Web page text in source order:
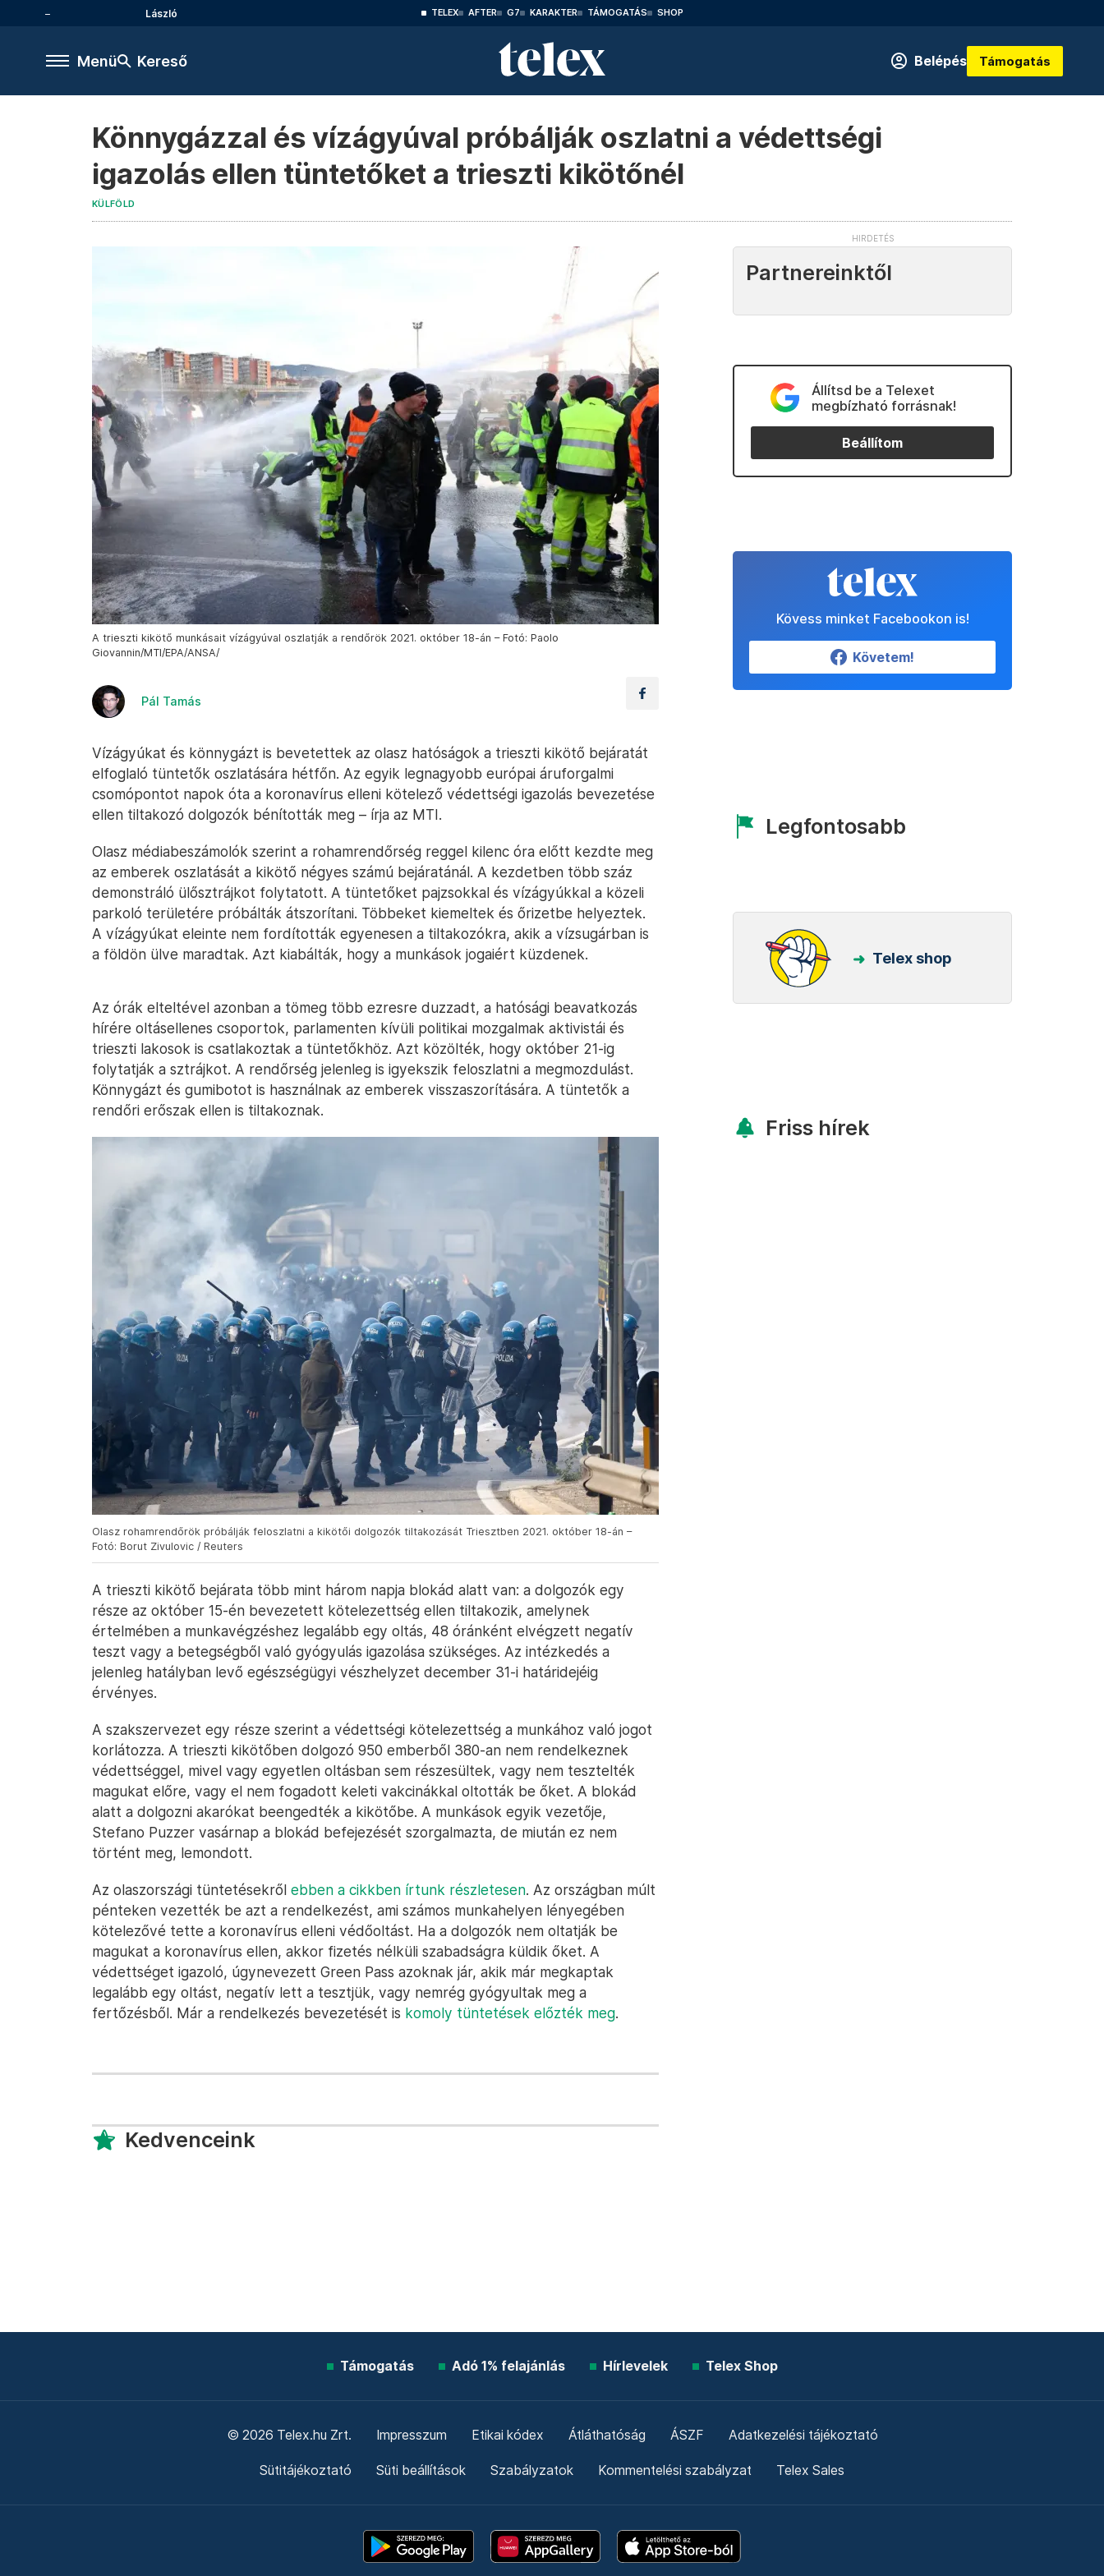
László TELEX AFTER G7 KARAKTER TÁMOGATÁS SHOP
Menü Kereső Belépés Támogatás
Könnygázzal és vízágyúval próbálják oszlatni a védettségi
igazolás ellen tüntetőket a trieszti kikötőnél
KÜLFÖLD
A trieszti kikötő munkásait vízágyúval oszlatják a rendőrök 2021. október 18-án – Fotó: Paolo
Giovannin/MTI/EPA/ANSA/
Pál Tamás
Vízágyúkat és könnygázt is bevetettek az olasz hatóságok a trieszti kikötő bejáratát
elfoglaló tüntetők oszlatására hétfőn. Az egyik legnagyobb európai áruforgalmi
csomópontot napok óta a koronavírus elleni kötelező védettségi igazolás bevezetése
ellen tiltakozó dolgozók bénították meg – írja az MTI.
Olasz médiabeszámolók szerint a rohamrendőrség reggel kilenc óra előtt kezdte meg
az emberek oszlatását a kikötő négyes számú bejáratánál. A kezdetben több száz
demonstráló ülősztrájkot folytatott. A tüntetőket pajzsokkal és vízágyúkkal a közeli
parkoló területére próbálták átszorítani. Többeket kiemeltek és őrizetbe helyeztek.
A vízágyúkat eleinte nem fordították egyenesen a tiltakozókra, akik a vízsugárban is
a földön ülve maradtak. Azt kiabálták, hogy a munkások jogaiért küzdenek.
Az órák elteltével azonban a tömeg több ezresre duzzadt, a hatósági beavatkozás
hírére oltásellenes csoportok, parlamenten kívüli politikai mozgalmak aktivistái és
trieszti lakosok is csatlakoztak a tüntetőkhöz. Azt közölték, hogy október 21-ig
folytatják a sztrájkot. A rendőrség jelenleg is igyekszik feloszlatni a megmozdulást.
Könnygázt és gumibotot is használnak az emberek visszaszorítására. A tüntetők a
rendőri erőszak ellen is tiltakoznak.
Olasz rohamrendőrök próbálják feloszlatni a kikötői dolgozók tiltakozását Triesztben 2021. október 18-án –
Fotó: Borut Zivulovic / Reuters
A trieszti kikötő bejárata több mint három napja blokád alatt van: a dolgozók egy
része az október 15-én bevezetett kötelezettség ellen tiltakozik, amelynek
értelmében a munkavégzéshez legalább egy oltás, 48 óránként elvégzett negatív
teszt vagy a betegségből való gyógyulás igazolása szükséges. Az intézkedés a
jelenleg hatályban levő egészségügyi vészhelyzet december 31-i határidejéig
érvényes.
A szakszervezet egy része szerint a védettségi kötelezettség a munkához való jogot
korlátozza. A trieszti kikötőben dolgozó 950 emberből 380-an nem rendelkeznek
védettséggel, mivel vagy egyetlen oltásban sem részesültek, vagy nem tesztelték
magukat előre, vagy el nem fogadott keleti vakcinákkal oltották be őket. A blokád
alatt a dolgozni akarókat beengedték a kikötőbe. A munkások egyik vezetője,
Stefano Puzzer vasárnap a blokád befejezését szorgalmazta, de miután ez nem
történt meg, lemondott.
Az olaszországi tüntetésekről ebben a cikkben írtunk részletesen. Az országban múlt
pénteken vezették be azt a rendelkezést, ami számos munkahelyen lényegében
kötelezővé tette a koronavírus elleni védőoltást. Ha a dolgozók nem oltatják be
magukat a koronavírus ellen, akkor fizetés nélküli szabadságra küldik őket. A
védettséget igazoló, úgynevezett Green Pass azoknak jár, akik már megkaptak
legalább egy oltást, negatív lett a tesztjük, vagy nemrég gyógyultak meg a
fertőzésből. Már a rendelkezés bevezetését is komoly tüntetések előzték meg.
Kedvenceink
Partnereinktől
Állítsd be a Telexet
megbízható forrásnak!
Beállítom
Kövess minket Facebookon is!
Követem!
Legfontosabb
Telex shop
Friss hírek
Támogatás Adó 1% felajánlás Hírlevelek Telex Shop
© 2026 Telex.hu Zrt. Impresszum Etikai kódex Átláthatóság ÁSZF Adatkezelési tájékoztató
Sütitájékoztató Süti beállítások Szabályzatok Kommentelési szabályzat Telex Sales